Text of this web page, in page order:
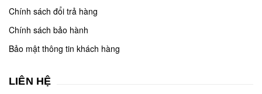
Chính sách đổi trả hàng
Chính sách bảo hành
Bảo mật thông tin khách hàng
LIÊN HỆ